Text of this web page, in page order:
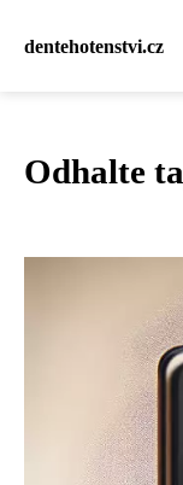
dentehotenstvi.cz
Odhalte